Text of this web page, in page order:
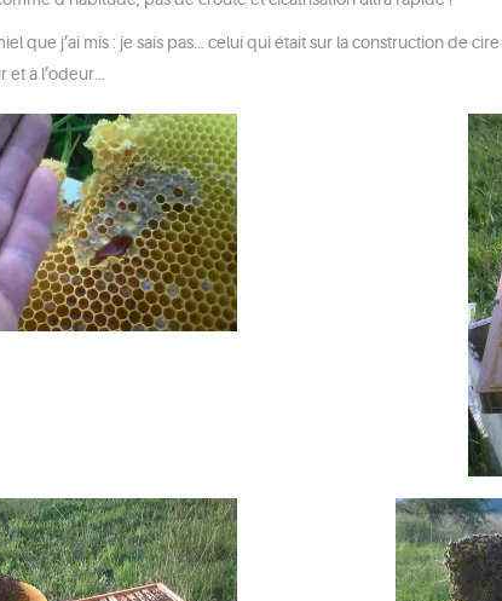
que j’ai mis : je sais pas… celui qui était sur la construction de
à l’odeur…